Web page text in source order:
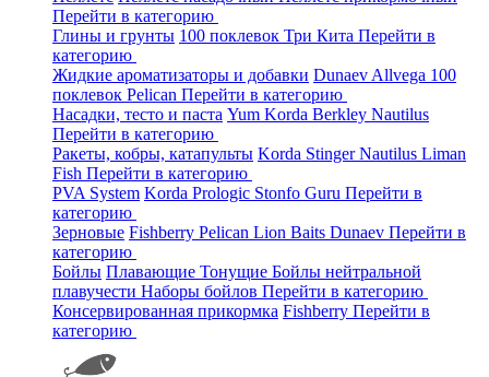
Перейти в категорию
Глины и грунты 100 поклевок Три Кита Перейти в
категорию
Жидкие ароматизаторы и добавки Dunaev Allvega 100
поклевок Pelican Перейти в категорию
Насадки, тесто и паста Yum Korda Berkley Nautilus
Перейти в категорию
Ракеты, кобры, катапульты Korda StingerNautilus Liman
Fish Перейти в категорию
PVA System Korda Prologic Stonfo Guru Перейти в
категорию
Зерновые Fishberry Pelican Lion Baits Dunaev Перейти в
категорию
Бойлы Плавающие Тонущие Бойлы нейтральной
плавучести Наборы бойлов Перейти в категорию
Консервированная прикормка Fishberry Перейти в
категорию